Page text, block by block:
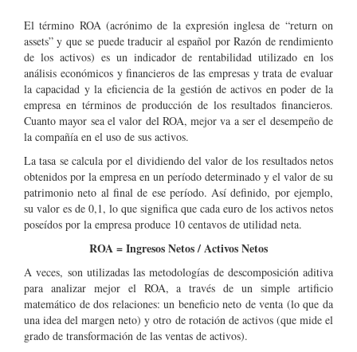
El término ROA (acrónimo de la expresión inglesa de “return on
assets” y que se puede traducir al español por Razón de rendimiento
de los activos) es un indicador de rentabilidad utilizado en los
análisis económicos y financieros de las empresas y trata de evaluar
la capacidad y la eficiencia de la gestión de activos en poder de la
empresa en términos de producción de los resultados financieros.
Cuanto mayor sea el valor del ROA, mejor va a ser el desempeño de
la compañía en el uso de sus activos.
La tasa se calcula por el dividiendo del valor de los resultados netos
obtenidos por la empresa en un período determinado y el valor de su
patrimonio neto al final de ese período. Así definido, por ejemplo,
su valor es de 0,1, lo que significa que cada euro de los activos netos
poseídos por la empresa produce 10 centavos de utilidad neta.
ROA = Ingresos Netos / Activos Netos
A veces, son utilizadas las metodologías de descomposición aditiva
para analizar mejor el ROA, a través de un simple artificio
matemático de dos relaciones: un beneficio neto de venta (lo que da
una idea del margen neto) y otro de rotación de activos (que mide el
grado de transformación de las ventas de activos).